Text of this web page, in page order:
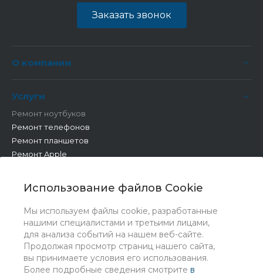
Использование файлов Cookie
Мы используем файлы cookie, разработанные
нашими специалистами и третьими лицами,
для анализа событий на нашем веб-сайте.
Продолжая просмотр страниц нашего сайта,
вы принимаете условия его использования.
Более подробные сведения смотрите в
Заказать звонок
О компании
Услуги
Ремонт ноутбуков
Ремонт телефонов
Ремонт планшетов
Ремонт Apple